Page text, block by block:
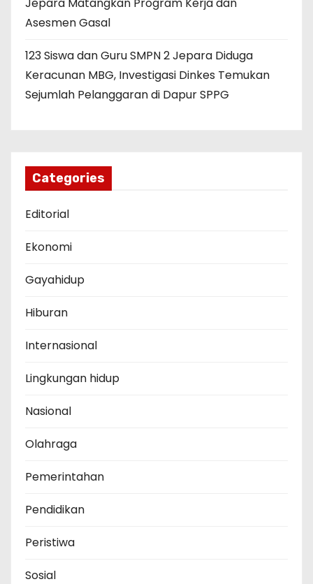
Asesmen Gasal
123 Siswa dan Guru SMPN 2 Jepara Diduga
Keracunan MBG, Investigasi Dinkes Temukan
Sejumlah Pelanggaran di Dapur SPPG
Categories
Editorial
Ekonomi
Gayahidup
Hiburan
Internasional
Lingkungan hidup
Nasional
Olahraga
Pemerintahan
Pendidikan
Peristiwa
Sosial